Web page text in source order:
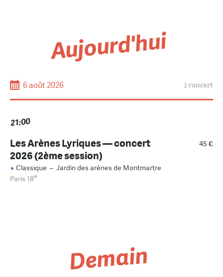
Aujourd'hui
6 août 2026 1 concert
21:00
45 €
Les Arènes Lyriques — concert
2026 (2ème session)
Classique – Jardin des arènes de Montmartre
Paris 18e
Demain